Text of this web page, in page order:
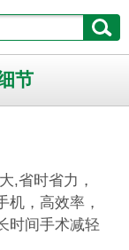
节
,省时省力，
机，高效率，
时间手术减轻